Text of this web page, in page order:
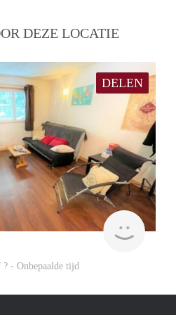
DEZE LOCATIE
DELEN
finder
? - Onbepaalde tijd